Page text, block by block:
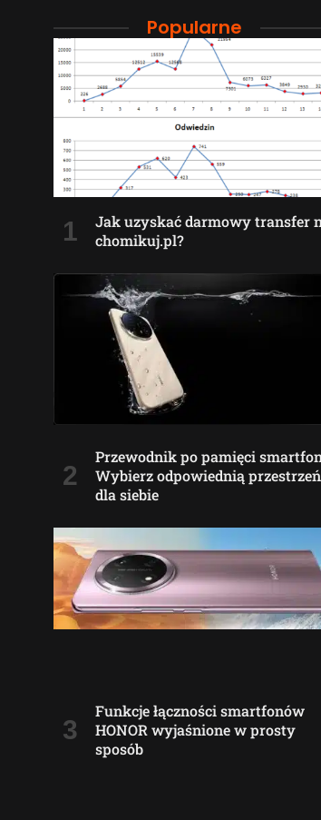
Popularne
Jak uzyskać darmowy transfer
chomikuj.pl?
Przewodnik po pamięci
Wybierz odpowiednią przestrzeń
dla siebie
Funkcje łączności smartfonów
HONOR wyjaśnione w prosty
sposób